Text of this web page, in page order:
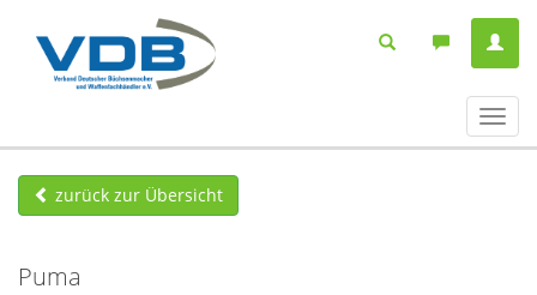
ein-/
zurück zur Übersicht
Puma